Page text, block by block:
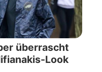
überrascht
Look